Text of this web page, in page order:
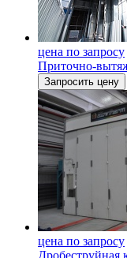
цена по запросу
Приточно-
Запросить цену
цена по запросу
Дробеструйная